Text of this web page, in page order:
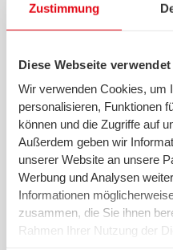
Zustimmung
Diese Webseite
Wir verwenden Cookies, um
personalisieren, Funktionen
können und die Zugriffe auf
Außerdem geben wir
unserer Website an unsere
Werbung und Analysen
Informationen
zusammen, die Sie ihnen
Rahmen Ihrer Nutzung der
Im Jahr 1159 wurde der
Hartwig I. erstellt. Dieser
Bremer Bürgerparks.
„Bürgerviehweide“ etwa
mehr als doppelt so groß
Stadtwald. Lange wurde
Viehweide genutzt und
Durch die Urbanisierung
Nutzung des Parks mehr
1864 dann vollständig